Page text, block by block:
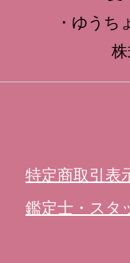
・ゆう
特定商取引表
鑑定士・スタ